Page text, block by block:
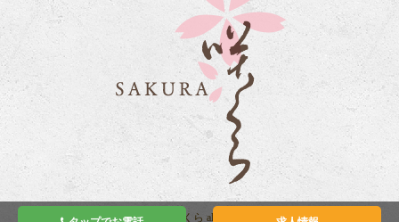
Copyright © 咲くら all rights reserved.